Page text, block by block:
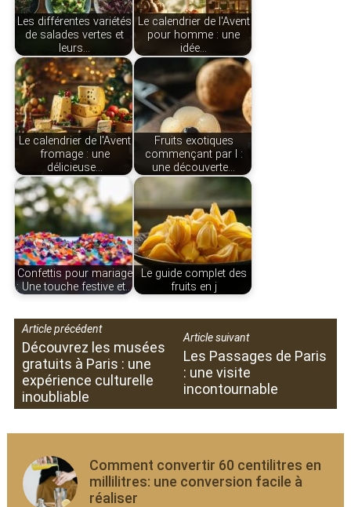
Les différentes variétés
de salades vertes et
leurs…
Le calendrier de l'Avent
pour homme : une
idée…
Le calendrier de l'Avent
fromage : une
délicieuse…
Fruits exotiques
commençant par l :
une découverte…
Confettis pour mariage
: Une touche festive et…
Le guide complet des
fruits en j
Article précédent
Découvrez les musées
gratuits à Paris : une
expérience culturelle
inoubliable
Article suivant
Les Passages de Paris
: une visite
incontournable
Comment convertir 60 centilitres en
millilitres: une conversion facile à
réaliser